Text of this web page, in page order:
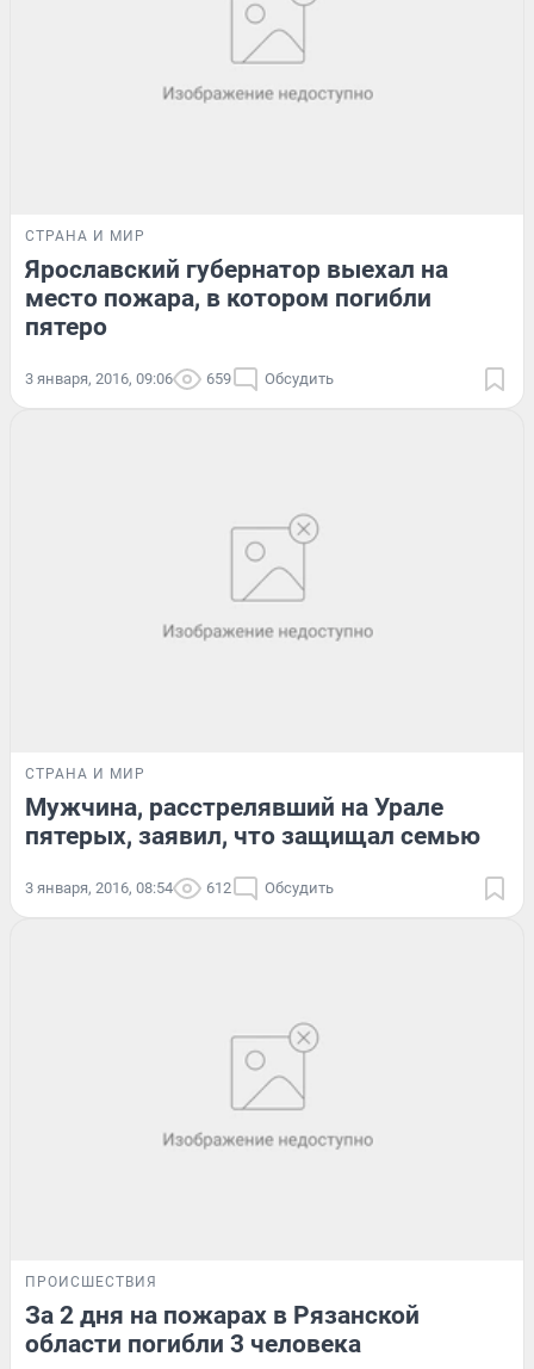
СТРАНА И МИР
Ярославский губернатор выехал на
место пожара, в котором погибли
пятеро
3 января, 2016, 09:06 659 Обсудить
СТРАНА И МИР
Мужчина, расстрелявший на Урале
пятерых, заявил, что защищал семью
3 января, 2016, 08:54 612 Обсудить
ПРОИСШЕСТВИЯ
За 2 дня на пожарах в Рязанской
области погибли 3 человека